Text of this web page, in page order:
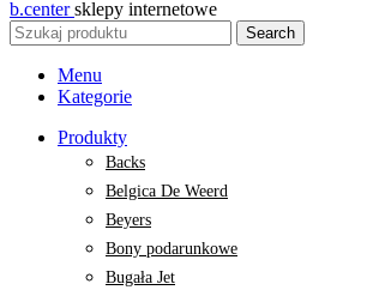
b.centersklepy internetowe
Search
Menu
Kategorie
Produkty
Backs
Belgica De Weerd
Beyers
Bony podarunkowe
Bugała Jet